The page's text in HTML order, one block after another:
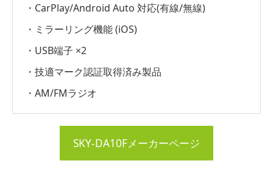
・CarPlay/Android Auto 対応(有線/無線)
・ミラーリング機能 (iOS)
・USB端子 ×2
・技適マーク認証取得済み製品
・AM/FMラジオ
SKY-DA10Fメーカーページ